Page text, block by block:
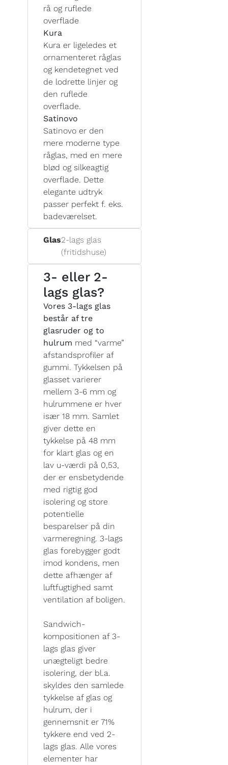
rå og ruflede
overflade
Kura
Kura er ligeledes et
ornamenteret råglas
og kendetegnet ved
de lodrette linjer og
den ruflede
overflade.
Satinovo
Satinovo er den
mere moderne type
råglas, med en mere
blød og silkeagtig
overflade. Dette
elegante udtryk
passer perfekt f. eks.
badeværelset.
Glas2-lags glas
(fritidshuse)
3- eller 2-
lags glas?
Vores 3-lags glas
består af tre
glasruder og to
hulrum med “varme”
afstandsprofiler af
gummi. Tykkelsen på
glasset varierer
mellem 3-6 mm og
hulrummene er hver
især 18 mm. Samlet
giver dette en
tykkelse på 48 mm
for klart glas og en
lav u-værdi på 0,53,
der er ensbetydende
med rigtig god
isolering og store
potentielle
besparelser på din
varmeregning. 3-lags
glas forebygger godt
imod kondens, men
dette afhænger af
luftfugtighed samt
ventilation af boligen.
Sandwich-
kompositionen af 3-
lags glas giver
unægteligt bedre
isolering, der bl.a.
skyldes den samlede
tykkelse af glas og
hulrum, der i
gennemsnit er 71%
tykkere end ved 2-
lags glas. Alle vores
elementer har